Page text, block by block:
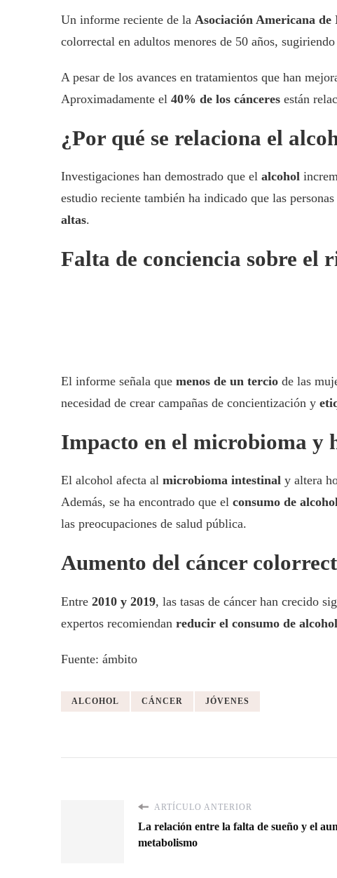
Un informe reciente de la Asociación Americana
colorrectal en adultos menores de 50 años,
A pesar de los avances en tratamientos que han
Aproximadamente el 40% de los cánceres están
¿Por qué se relaciona el
Investigaciones han demostrado que el alcohol
estudio reciente también ha indicado que las
altas.
Falta de conciencia sobre el
El informe señala que menos de un tercio de las
necesidad de crear campañas de concientización y
Impacto en el microbioma y
El alcohol afecta al microbioma intestinal y altera
Además, se ha encontrado que el consumo de
las preocupaciones de salud pública.
Aumento del cáncer
Entre 2010 y 2019, las tasas de cáncer han crecido
expertos recomiendan reducir el consumo de alcohol
Fuente: ámbito
ALCOHOL CÁNCER JÓVENES
ARTÍCULO ANTERIOR
La relación entre la falta de sueño y el
metabolismo